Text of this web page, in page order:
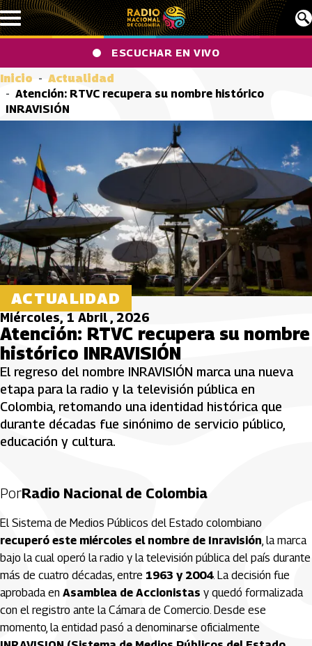
Pasar al contenido principal
ESCUCHAR EN VIVO
Inicio
Actualidad
Atención: RTVC recupera su nombre histórico
INRAVISIÓN
ACTUALIDAD
Miércoles, 1 Abril , 2026
Atención: RTVC recupera su nombre
histórico INRAVISIÓN
El regreso del nombre INRAVISIÓN marca una nueva
etapa para la radio y la televisión pública en
Colombia, retomando una identidad histórica que
durante décadas fue sinónimo de servicio público,
educación y cultura.
PorRadio Nacional de Colombia
El Sistema de Medios Públicos del Estado colombiano
recuperó este miércoles el nombre de Inravisión, la marca
bajo la cual operó la radio y la televisión pública del país durante
más de cuatro décadas, entre 1963 y 2004. La decisión fue
aprobada en Asamblea de Accionistas y quedó formalizada
con el registro ante la Cámara de Comercio. Desde ese
momento, la entidad pasó a denominarse oficialmente